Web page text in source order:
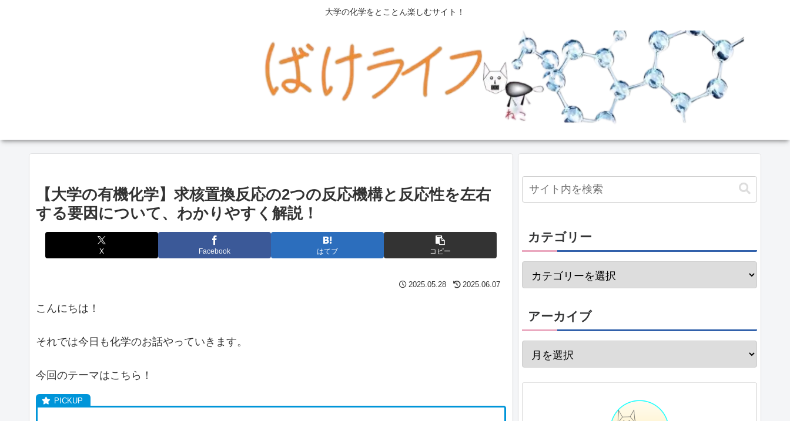
大学の化学をとことん楽しむサイト！
【大学の有機化学】求核置換反応の2つの反応機構と反応性を左右
する要因について、わかりやすく解説！
X Facebook はてブ コピー
2025.05.28 2025.06.07
こんにちは！
それでは今日も化学のお話やっていきます。
今回のテーマはこちら！
カテゴリー
アーカイブ